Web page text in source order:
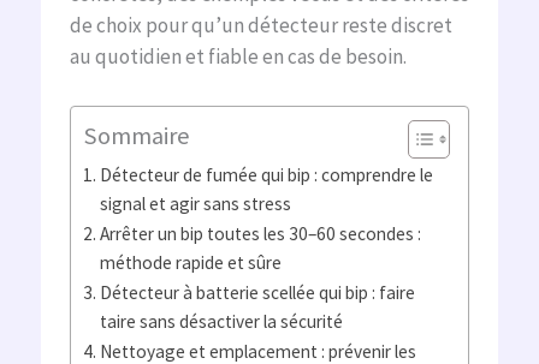
de choix pour qu’un détecteur reste discret
au quotidien et fiable en cas de besoin.
Sommaire
Détecteur de fumée qui bip : comprendre le
signal et agir sans stress
Arrêter un bip toutes les 30–60 secondes :
méthode rapide et sûre
Détecteur à batterie scellée qui bip : faire
taire sans désactiver la sécurité
Nettoyage et emplacement : prévenir les